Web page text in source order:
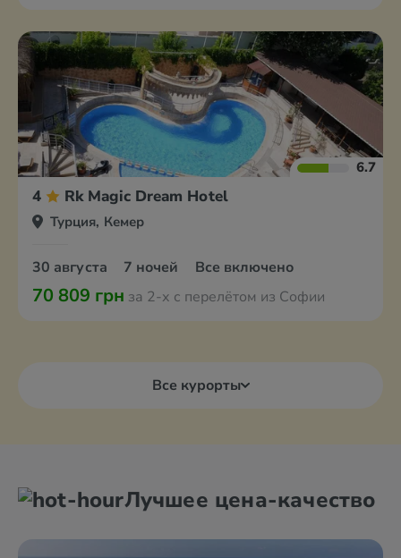
6.7
4 Rk Magic Dream Hotel
Турция, Кемер
30 августа 7 ночей Все включено
70 809 грн за 2-х с перелётом из Софии
Все курорты
Лучшее цена-качество